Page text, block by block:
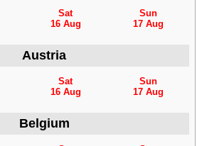
Sat
16 Aug
Sun
17 Aug
Austria
Sat
16 Aug
Sun
17 Aug
Belgium